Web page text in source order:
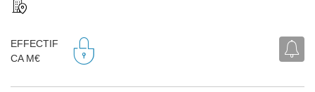
EFFECTIF
CA M€